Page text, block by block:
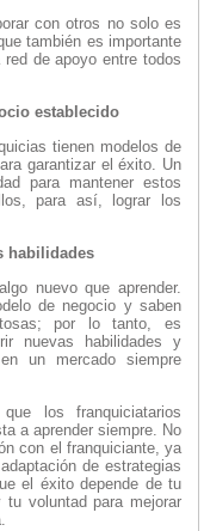
con otros no solo es
también es importante
de apoyo entre todos
establecido
tienen modelos de
garantizar el éxito. Un
para mantener estos
para así, lograr los
habilidades
nuevo que aprender.
de negocio y saben
por lo tanto, es
nuevas habilidades y
un mercado siempre
los franquiciatarios
a aprender siempre. No
con el franquiciante, ya
de estrategias
el éxito depende de tu
voluntad para mejorar